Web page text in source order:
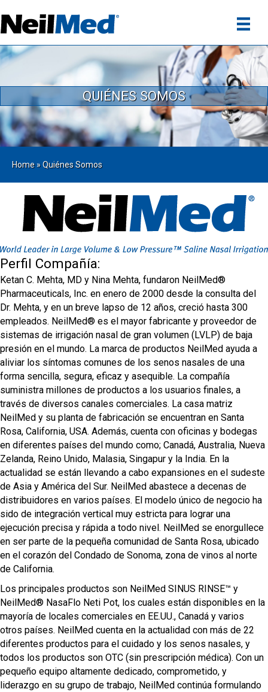
QUIÉNES SOMOS
Home »Quiénes Somos
Perfil Compañía:
Ketan C. Mehta, MD y Nina Mehta, fundaron NeilMed®
Pharmaceuticals, Inc. en enero de 2000 desde la consulta del
Dr. Mehta, y en un breve lapso de 12 años, creció hasta 300
empleados. NeilMed® es el mayor fabricante y proveedor de
sistemas de irrigación nasal de gran volumen (LVLP) de baja
presión en el mundo. La marca de productos NeilMed ayuda a
aliviar los síntomas comunes de los senos nasales de una
forma sencilla, segura, eficaz y asequible. La compañía
suministra millones de productos a los usuarios finales, a
través de diversos canales comerciales. La casa matriz
NeilMed y su planta de fabricación se encuentran en Santa
Rosa, California, USA. Además, cuenta con oficinas y bodegas
en diferentes países del mundo como; Canadá, Australia, Nueva
Zelanda, Reino Unido, Malasia, Singapur y la India. En la
actualidad se están llevando a cabo expansiones en el sudeste
de Asia y América del Sur. NeilMed abastece a decenas de
distribuidores en varios países. El modelo único de negocio ha
sido de integración vertical muy estricta para lograr una
ejecución precisa y rápida a todo nivel. NeilMed se enorgullece
en ser parte de la pequeña comunidad de Santa Rosa, ubicado
en el corazón del Condado de Sonoma, zona de vinos al norte
de California.
Los principales productos son NeilMed SINUS RINSE™ y
NeilMed® NasaFlo Neti Pot, los cuales están disponibles en la
mayoría de locales comerciales en EE.UU., Canadá y varios
otros países. NeilMed cuenta en la actualidad con más de 22
diferentes productos para el cuidado y los senos nasales, y
todos los productos son OTC (sin prescripción médica). Con un
pequeño equipo altamente dedicado, comprometido, y
liderazgo en su grupo de trabajo, NeilMed continúa formulando